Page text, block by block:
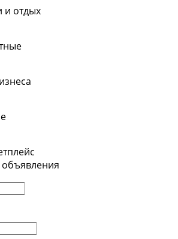
и отдых
объявления